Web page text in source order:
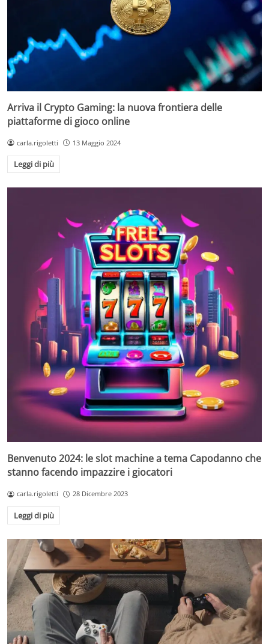
Arriva il Crypto Gaming: la nuova frontiera delle
piattaforme di gioco online
carla.rigoletti 13 Maggio 2024
Leggi di più
Benvenuto 2024: le slot machine a tema Capodanno che
stanno facendo impazzire i giocatori
carla.rigoletti 28 Dicembre 2023
Leggi di più